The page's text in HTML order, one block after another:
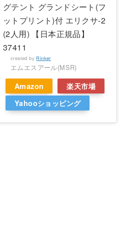
グテント グランドシート(フ
ットプリント)付 エリクサ-2
(2人用) 【日本正規品】
37411
created by Rinker
エムエスアール(MSR)
Amazon
楽天市場
Yahooショッピング